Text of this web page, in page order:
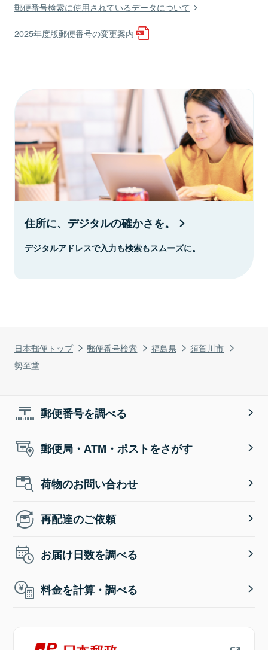
日本郵便トップ 郵便番号検索 福島県
須賀川市
勢至堂
郵便番号検索に使用されているデータについて
2025年度版郵便番号の変更案内
住所に、デジタルの確かさを。
デジタルアドレスで入力も検索もスムーズに。
郵便番号を調べる
郵便局・ATM・ポストをさがす
荷物のお問い合わせ
再配達のご依頼
お届け日数を調べる
料金を計算・調べる